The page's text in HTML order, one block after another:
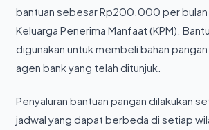
bantuan sebesar Rp200.000 per
Keluarga Penerima Manfaat (KPM).
digunakan untuk membeli bahan
agen bank yang telah ditunjuk.
Penyaluran bantuan pangan dilakukan
jadwal yang dapat berbeda di setiap